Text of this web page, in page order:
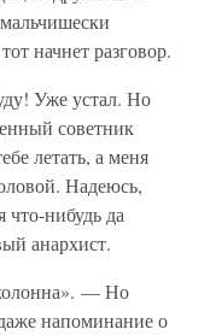
начнет разговор.
Уже устал. Но
советник
летать, а меня
Надеюсь,
что-нибудь да
анархист.
— Но
напоминание о